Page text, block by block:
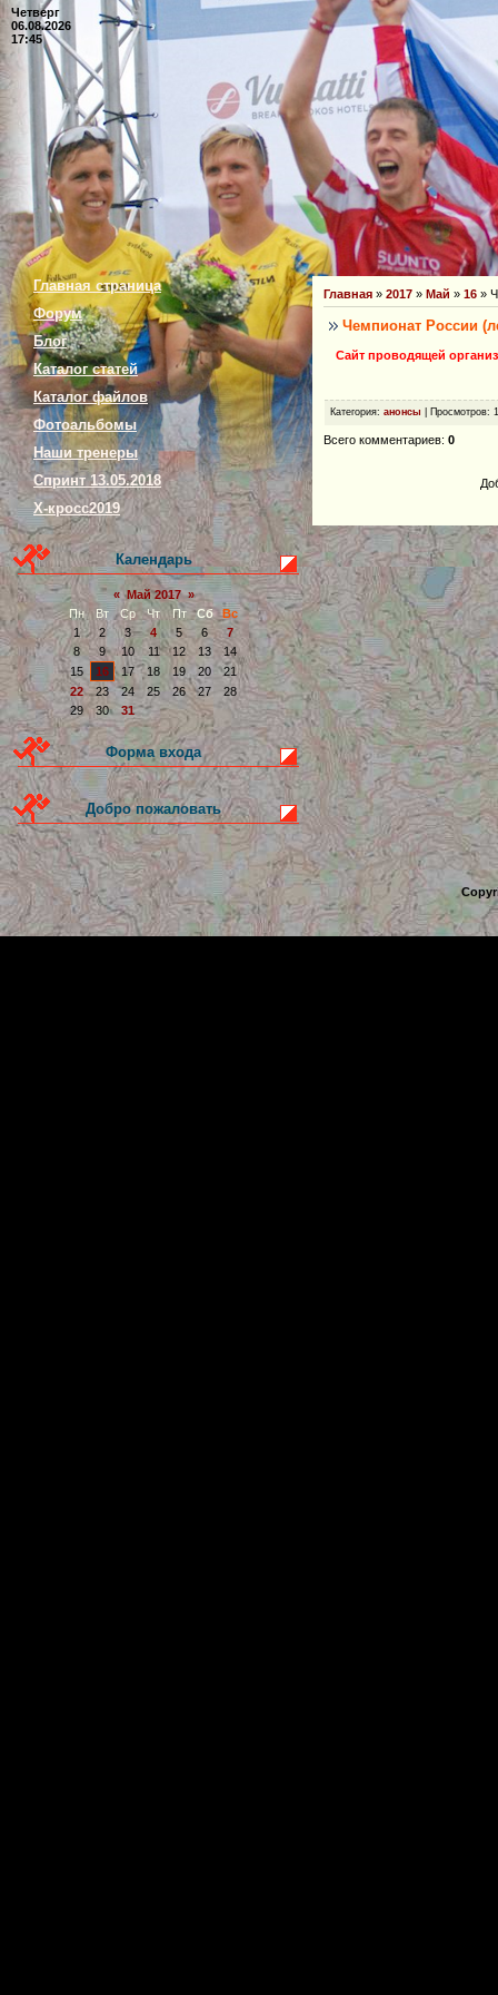
Четверг
06.08.2026
17:45
Главная страница
Форум
Блог
Каталог статей
Каталог файлов
Фотоальбомы
Наши тренеры
Спринт 13.05.2018
Х-кросс2019
Календарь
« Май 2017 »
Пн
Вт Ср Чт Пт Сб
Вс
1
2 3 4 5 6
7
8
9 10 11 12 13
14
15
16 17 18 19 20
21
22
23 24 25 26 27
28
29
30 31
Форма входа
Добро пожаловать
Главная » 2017 » Май » 16 »
Чемпионат России
Сайт проводящей
Категория: анонсы Просмотров:
Всего комментариев: 0